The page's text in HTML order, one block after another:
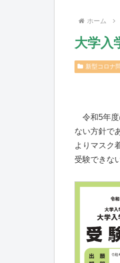
ホーム
大学入
新型コロナ
令和5年度
ない方針で
よりマスク
受験できな